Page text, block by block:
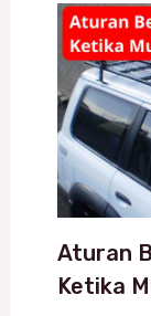
Aturan
Ketika